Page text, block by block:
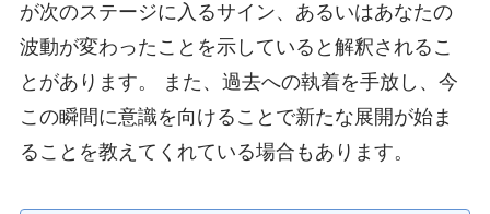
が次のステージに入るサイン、あるいはあなたの
波動が変わったことを示していると解釈されるこ
とがあります。 また、過去への執着を手放し、今
この瞬間に意識を向けることで新たな展開が始ま
ることを教えてくれている場合もあります。